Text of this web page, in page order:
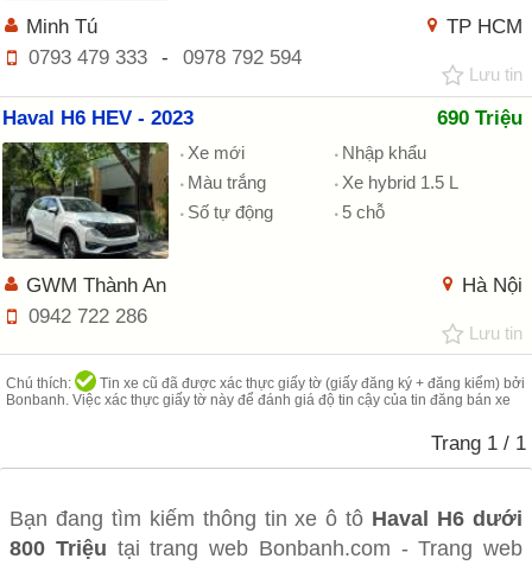
TP HCM
Minh Tú
0793 479 333
- 0978 792 594
Lưu tin
Haval H6 HEV - 2023 690 Triệu
Xe mới
Nhập khẩu
Màu trắng
Xe hybrid 1.5 L
Số tự động
5 chỗ
Hà Nội
GWM Thành An
0942 722 286
Lưu tin
Chú thích:
Tin xe cũ đã được xác thực giấy tờ (giấy đăng ký + đăng kiểm) bởi
Bonbanh. Việc xác thực giấy tờ này để đánh giá độ tin cậy của tin đăng bán xe
Trang 1 / 1
Bạn đang tìm kiếm thông tin xe ô tô Haval H6 dưới
800 Triệu tại trang web Bonbanh.com - Trang web